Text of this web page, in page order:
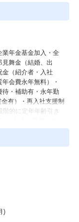
業年金基金加入・全
舞金（結婚、出
（紹介者・入社
会費永年無料）・
・補助有・永年勤
有）・再入社支援制
的に定年年齢引き
服装オフィスカジュ
)